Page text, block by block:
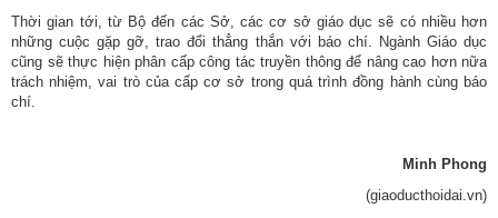
Thời gian tới, từ Bộ đến các Sở, các cơ sở giáo dục sẽ có nhiều hơn
những cuộc gặp gỡ, trao đổi thẳng thắn với báo chí. Ngành Giáo dục
cũng sẽ thực hiện phân cấp công tác truyền thông để nâng cao hơn nữa
trách nhiệm, vai trò của cấp cơ sở trong quá trình đồng hành cùng báo
chí.
Minh Phong
(giaoducthoidai.vn)